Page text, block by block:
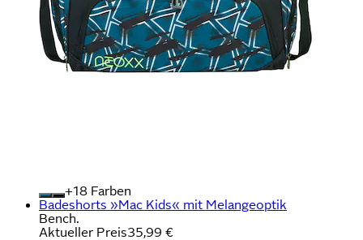
+
Farben
Badeshorts »Mac Kids« mit Melangeoptik
Bench.
Aktueller Preis35,99 €